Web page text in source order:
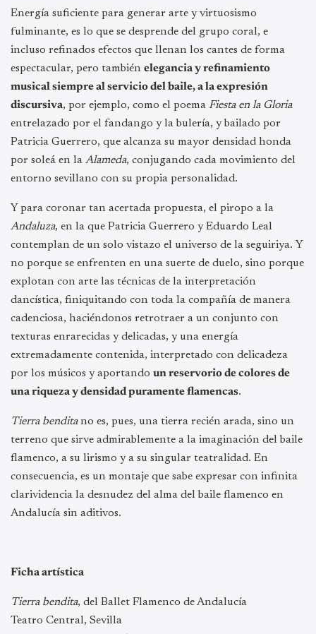
Energía suficiente para generar arte y virtuosismo
fulminante, es lo que se desprende del grupo coral, e
incluso refinados efectos que llenan los cantes de forma
espectacular, pero también elegancia y refinamiento
musical siempre al servicio del baile, a la expresión
discursiva, por ejemplo, como el poema Fiesta en la Gloria
entrelazado por el fandango y la bulería, y bailado por
Patricia Guerrero, que alcanza su mayor densidad honda
por soleá en la Alameda, conjugando cada movimiento del
entorno sevillano con su propia personalidad.
Y para coronar tan acertada propuesta, el piropo a la
Andaluza, en la que Patricia Guerrero y Eduardo Leal
contemplan de un solo vistazo el universo de la seguiriya. Y
no porque se enfrenten en una suerte de duelo, sino porque
explotan con arte las técnicas de la interpretación
dancística, finiquitando con toda la compañía de manera
cadenciosa, haciéndonos retrotraer a un conjunto con
texturas enrarecidas y delicadas, y una energía
extremadamente contenida, interpretado con delicadeza
por los músicos y aportando un reservorio de colores de
una riqueza y densidad puramente flamencas.
Tierra benditano es, pues, una tierra recién arada, sino un
terreno que sirve admirablemente a la imaginación del baile
flamenco, a su lirismo y a su singular teatralidad. En
consecuencia, es un montaje que sabe expresar con infinita
clarividencia la desnudez del alma del baile flamenco en
Andalucía sin aditivos.
Ficha artística
Tierra bendita, del Ballet Flamenco de Andalucía
Teatro Central, Sevilla